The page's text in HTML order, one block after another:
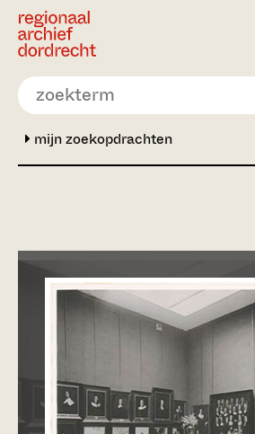
Ga direct naar de inhoud
mijn zoekopdrachten